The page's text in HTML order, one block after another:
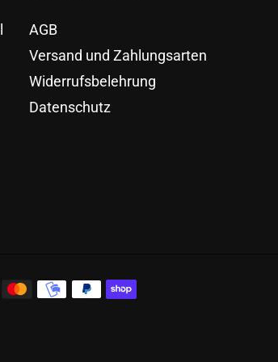
AGB
Versand und Zahlungsarten
Widerrufsbelehrung
Datenschutz